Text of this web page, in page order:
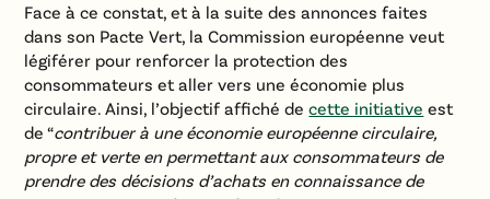
Face à ce constat, et à la suite des annonces faites
dans son Pacte Vert, la Commission européenne veut
légiférer pour renforcer la protection des
consommateurs et aller vers une économie plus
circulaire. Ainsi, l’objectif affiché decette initiative est
de “contribuer à une économie européenne circulaire,
propre et verte en permettant aux consommateurs de
prendre des décisions d’achats en connaissance de